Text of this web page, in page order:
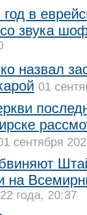
в
звука
назвал
01
сентября
на
года, 20:37